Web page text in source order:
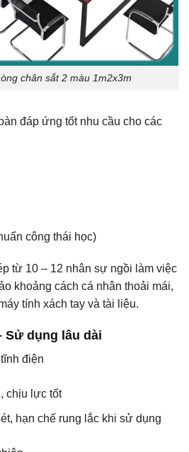
chân sắt 2 màu 1m2x3m
đáp ứng tốt nhu cầu cho các
công thái học)
từ 10 – 12 nhân sự ngồi làm việc
khoảng cách cá nhân thoải mái,
tính xách tay và tài liệu.
Sử dụng lâu dài
điện
chịu lực tốt
hạn chế rung lắc khi sử dụng